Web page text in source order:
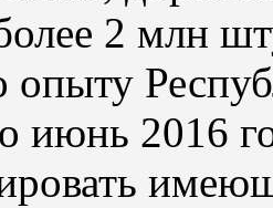
2 млн
июнь 2016